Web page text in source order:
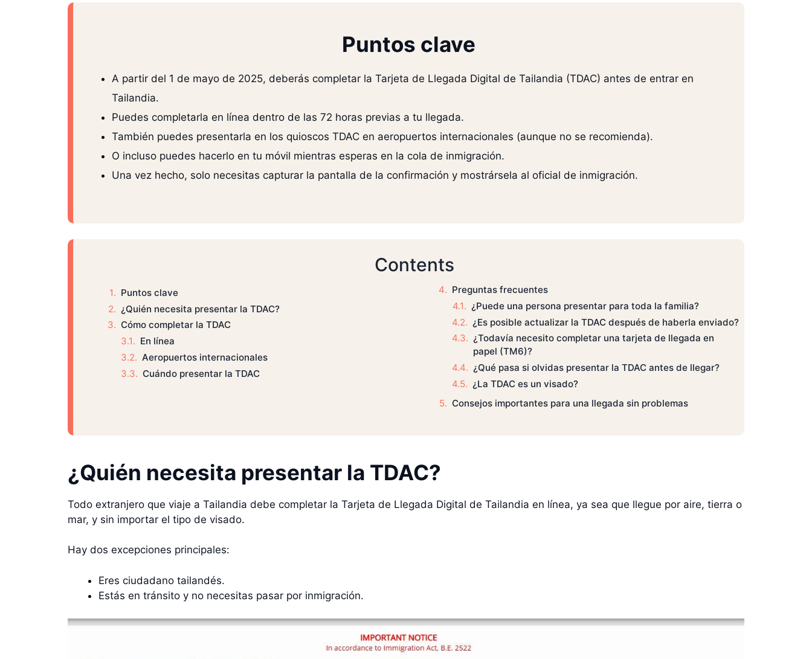
Puntos clave
A partir del 1 de mayo de 2025, deberás completar la Tarjeta de Llegada Digital de Tailandia (TDAC) antes de entrar en
Tailandia.
Puedes completarla en línea dentro de las 72 horas previas a tu llegada.
También puedes presentarla en los quioscos TDAC en aeropuertos internacionales (aunque no se recomienda).
O incluso puedes hacerlo en tu móvil mientras esperas en la cola de inmigración.
Una vez hecho, solo necesitas capturar la pantalla de la confirmación y mostrársela al oficial de inmigración.
Contents
Puntos clave
¿Quién necesita presentar la TDAC?
Cómo completar la TDAC
En línea
Aeropuertos internacionales
Cuándo presentar la TDAC
Preguntas frecuentes
¿Puede una persona presentar para toda la familia?
¿Es posible actualizar la TDAC después de haberla enviado?
¿Todavía necesito completar una tarjeta de llegada en
papel (TM6)?
¿Qué pasa si olvidas presentar la TDAC antes de llegar?
¿La TDAC es un visado?
Consejos importantes para una llegada sin problemas
¿Quién necesita presentar la TDAC?
Todo extranjero que viaje a Tailandia debe completar la Tarjeta de Llegada Digital de Tailandia en línea, ya sea que llegue por aire, tierra o
mar, y sin importar el tipo de visado.
Hay dos excepciones principales:
Eres ciudadano tailandés.
Estás en tránsito y no necesitas pasar por inmigración.